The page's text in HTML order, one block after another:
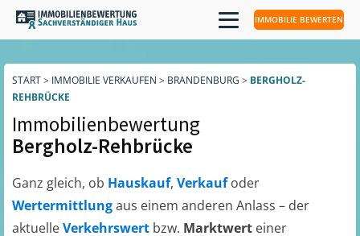
IMMOBILIE BEWERTEN
START> IMMOBILIE VERKAUFEN > BRANDENBURG > BERGHOLZ-
REHBRÜCKE
Immobilienbewertung
Bergholz-Rehbrücke
Ganz gleich, ob Hauskauf, Verkaufoder
Wertermittlungaus einem anderen Anlass – der
aktuelleVerkehrswert bzw. Marktwert einer